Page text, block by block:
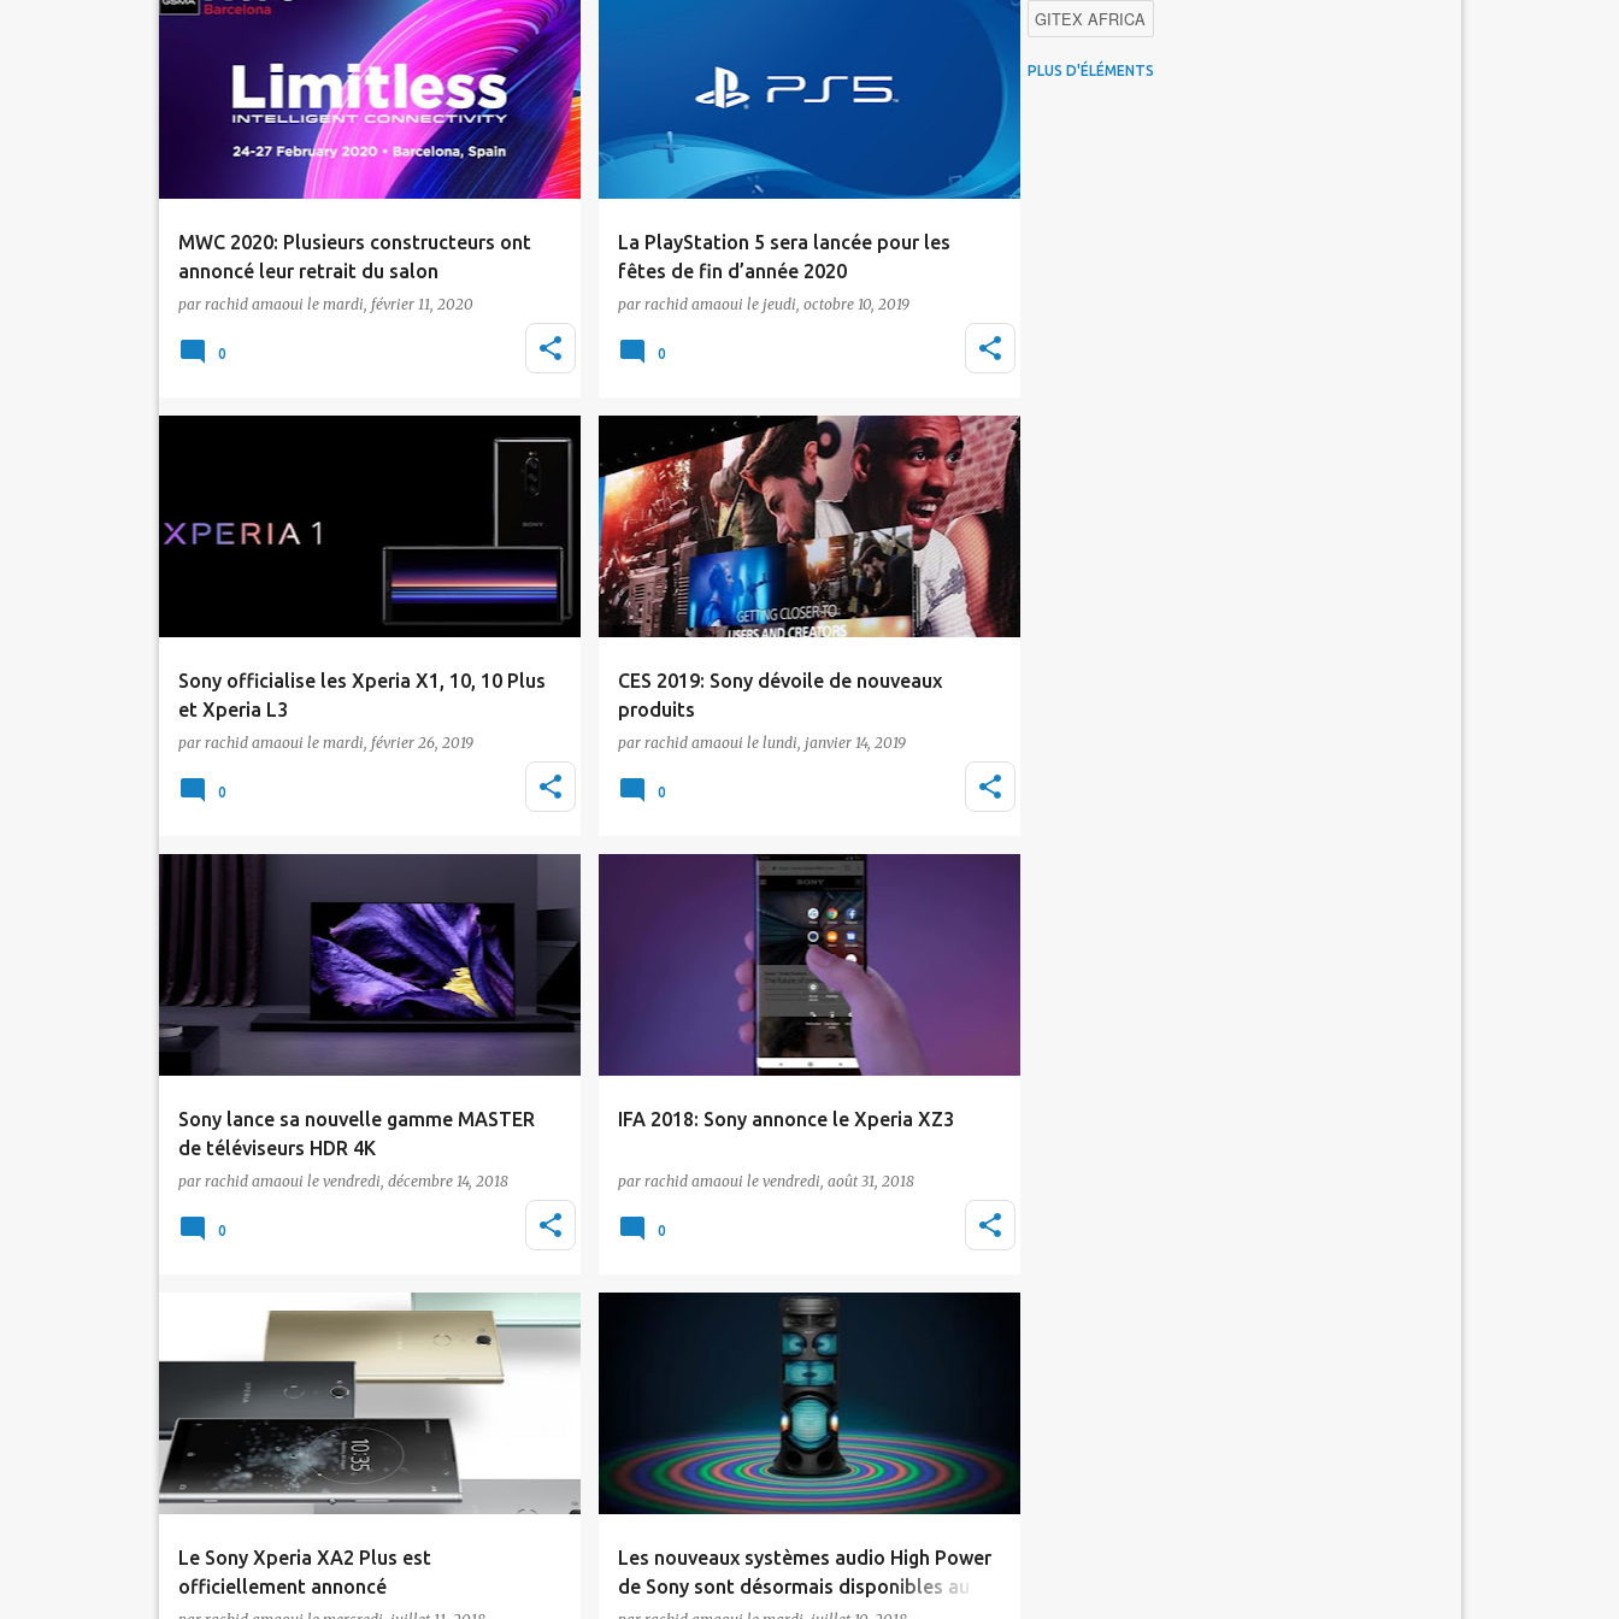
MWC 2020: Plusieurs constructeurs ont
annoncé leur retrait du salon
plusieurs constructeurs ont annulé leur
par rachid amaoui le mardi, février 11, 2020
Actualité Amazon Ericsson Intel
LG
Samsung Sony ZTE
0
La PlayStation 5 sera lancée pour les
fêtes de fin d’année 2020
disposera d'une nouvelle manette et sortira
par rachid amaoui le jeudi, octobre 10, 2019
0
Sony officialise les Xperia X1, 10, 10 Plus
et Xperia L3
A l'occasion du MWC 2019, Sony a levé le voile
sur trois smartphones se distinguant par un
par rachid amaoui le mardi, février 26, 2019
0
CES 2019: Sony dévoile de nouveaux
produits
événement d’envergure qui s'est tenu à Las
par rachid amaoui le lundi, janvier 14, 2019
Actualité CES2019 Sony
0
Sony lance sa nouvelle gamme MASTER
de téléviseurs HDR 4K
MASTER de téléviseurs HDR 4K: ceux-ci sont
par rachid amaoui le vendredi, décembre 14, 2018
0
IFA 2018: Sony annonce le Xperia XZ3
A l’occasion de l’IFA 2018, Sony a présenté
seulement …
par rachid amaoui le vendredi, août 31, 2018
Sony
0
Le Sony Xperia XA2 Plus est
officiellement annoncé
Sony
Les nouveaux systèmes audio High Power
de Sony sont désormais disponibles au
GITEX AFRICA
4G au Maroc
PLUS D'ÉLÉMENTS